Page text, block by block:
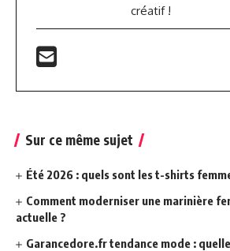
créatif !
Sur ce même sujet
Été 2026 : quels sont les t-shirts
Comment moderniser une marinière
actuelle ?
Garancedore.fr tendance mode :